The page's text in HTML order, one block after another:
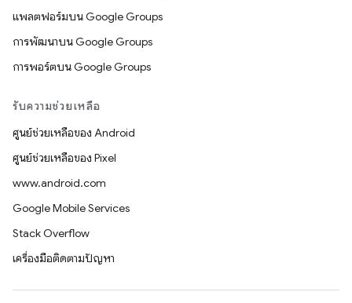
แพลตฟอร์มบน Google Groups
การพัฒนาบน Google Groups
การพอร์ตบน Google Groups
รับความช่วยเหลือ
ศูนย์ช่วยเหลือของ Android
ศูนย์ช่วยเหลือของ Pixel
www.android.com
Google Mobile Services
Stack Overflow
เครื่องมือติดตามปัญหา